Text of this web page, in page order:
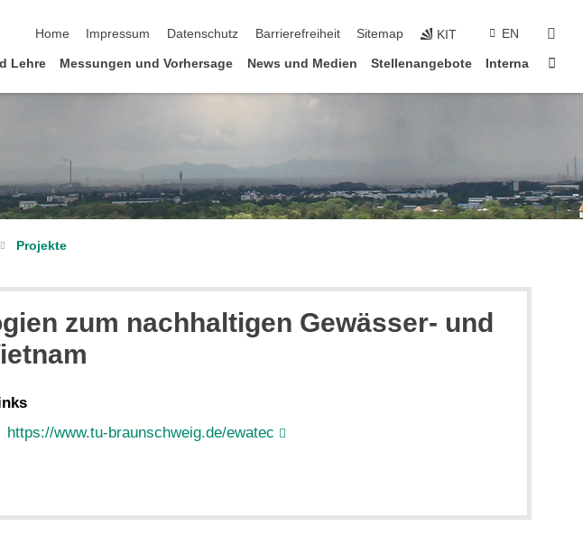
Home
Impressum Datenschutz Barrierefreiheit Sitemap KIT EN
Lehre Messungen und Vorhersage News und Medien Stellenangebote Interna
Projekte
zum nachhaltigen Gewässer- und
https://www.tu-braunschweig.de/ewatec